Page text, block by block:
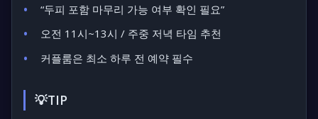
“두피 포함 마무리 가능 여부 확인 필요”
오전 11시~13시 / 주중 저녁 타임 추천
커플룸은 최소 하루 전 예약 필수
💡TIP